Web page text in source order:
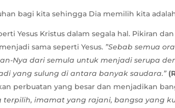
bagi kita sehingga Dia memilih kita
Yesus Kristus dalam segala hal. Pikiran
sama seperti Yesus. ”Sebab semua
Nya dari semula untuk menjadi serupa
yang sulung di antara banyak saudara.”
perbuatan yang besar dan menjadikan
terpilih, imamat yang rajani, bangsa yang